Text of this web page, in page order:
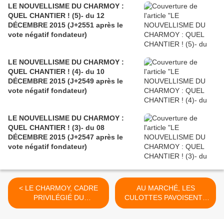
LE NOUVELLISME DU CHARMOY :
QUEL CHANTIER ! (5)- du 12
DÉCEMBRE 2015 (J+2551 après le
vote négatif fondateur)
LE NOUVELLISME DU CHARMOY :
QUEL CHANTIER ! (4)- du 10
DÉCEMBRE 2015 (J+2549 après le
vote négatif fondateur)
LE NOUVELLISME DU CHARMOY :
QUEL CHANTIER ! (3)- du 08
DÉCEMBRE 2015 (J+2547 après le
vote négatif fondateur)
< LE CHARMOY, CADRE
PRIVILÉGIÉ DU
NOUVELLISME DU PLEIN
AU MARCHÉ, LES
CULOTTES PAVOISENT -
du 28 NOVEMBRE 2015